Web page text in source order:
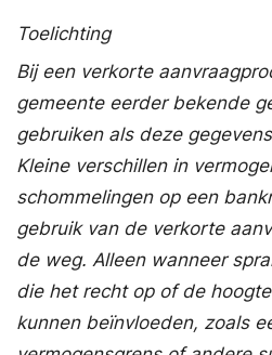
Toelichting
Bij een verkorte
gemeente eerder bekende
gebruiken als deze
Kleine verschillen in
schommelingen op een
gebruik van de verkorte
de weg. Alleen wanneer
die het recht op of de
kunnen beïnvloeden, zoals